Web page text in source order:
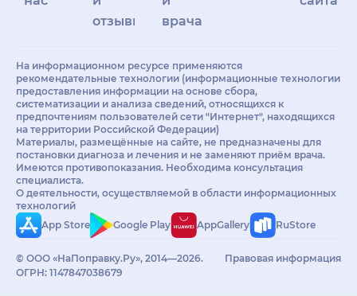
отзывы
врачам
На информационном ресурсе применяются
рекомендательные технологии (информационные технологии
предоставления информации на основе сбора,
систематизации и анализа сведений, относящихся к
предпочтениям пользователей сети "Интернет", находящихся
на территории Российской Федерации)
Материалы, размещённые на сайте, не предназначены для
постановки диагноза и лечения и не заменяют приём врача.
Имеются противопоказания. Необходима консультация
специалиста.
О деятельности, осуществляемой в области информационных
технологий
App Store
Google Play AppGallery RuStore
© ООО «НаПоправку.Ру», 2014—2026.
ОГРН: 1147847038679
Правовая информация